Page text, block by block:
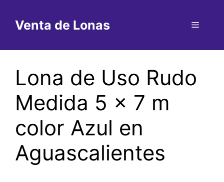
contenido
Venta de Lonas Menú
Lona de Uso Rudo
Medida 5 x 7 m
color Azul en
Aguascalientes